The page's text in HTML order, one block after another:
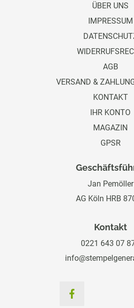
ÜBER UNS
IMPRESSUM
AGB
VERSAND &
KONTAKT
IHR KONTO
MAGAZIN
GPSR
Jan Pemöller
AG Köln HRB
Kontakt
0221 643 07